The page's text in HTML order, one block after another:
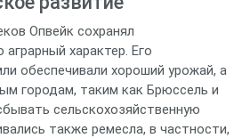
Опвейк сохранял
характер. Его
обеспечивали хороший урожай, а
городам, таким как Брюссель и
сельскохозяйственную
также ремесла, в частности,